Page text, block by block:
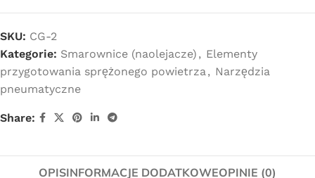
SKU: CG-2
Kategorie: Smarownice (naolejacze) , Elementy
przygotowania sprężonego powietrza, Narzędzia
pneumatyczne
Share:
OPISINFORMACJE DODATKOWEOPINIE (0)